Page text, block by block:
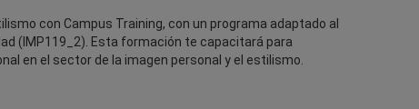
con Campus Training, con un programa adaptado al
(IMP119_2). Esta formación te capacitará para
en el sector de la imagen personal y el estilismo.